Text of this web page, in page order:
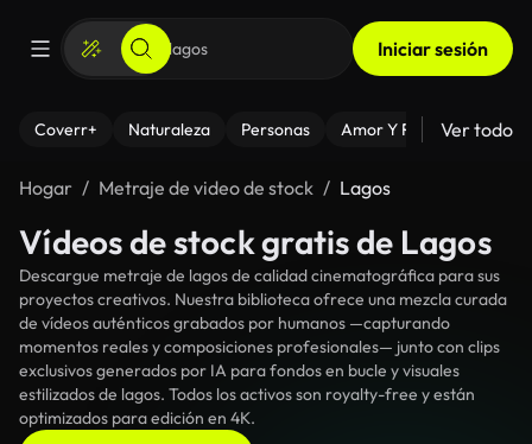
Iniciar sesión
Coverr+ Naturaleza Personas Amor Y Relaciones
Ver todo
Hogar Metraje de video de stock Lagos
Vídeos de stock gratis de Lagos
Descargue metraje de lagos de calidad cinematográfica para sus
proyectos creativos. Nuestra biblioteca ofrece una mezcla curada
de vídeos auténticos grabados por humanos —capturando
momentos reales y composiciones profesionales— junto con clips
exclusivos generados por IA para fondos en bucle y visuales
estilizados de lagos. Todos los activos son royalty-free y están
optimizados para edición en 4K.